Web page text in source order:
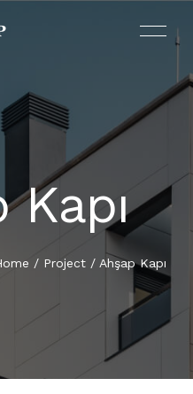
/ Project / Ahşap Kapı